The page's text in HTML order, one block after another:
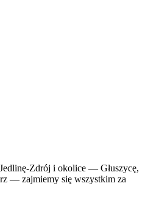
Zdrój i okolice — Głuszycę,
— zajmiemy się wszystkim za